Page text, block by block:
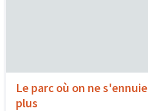
Le parc où on ne s'ennuie
plus